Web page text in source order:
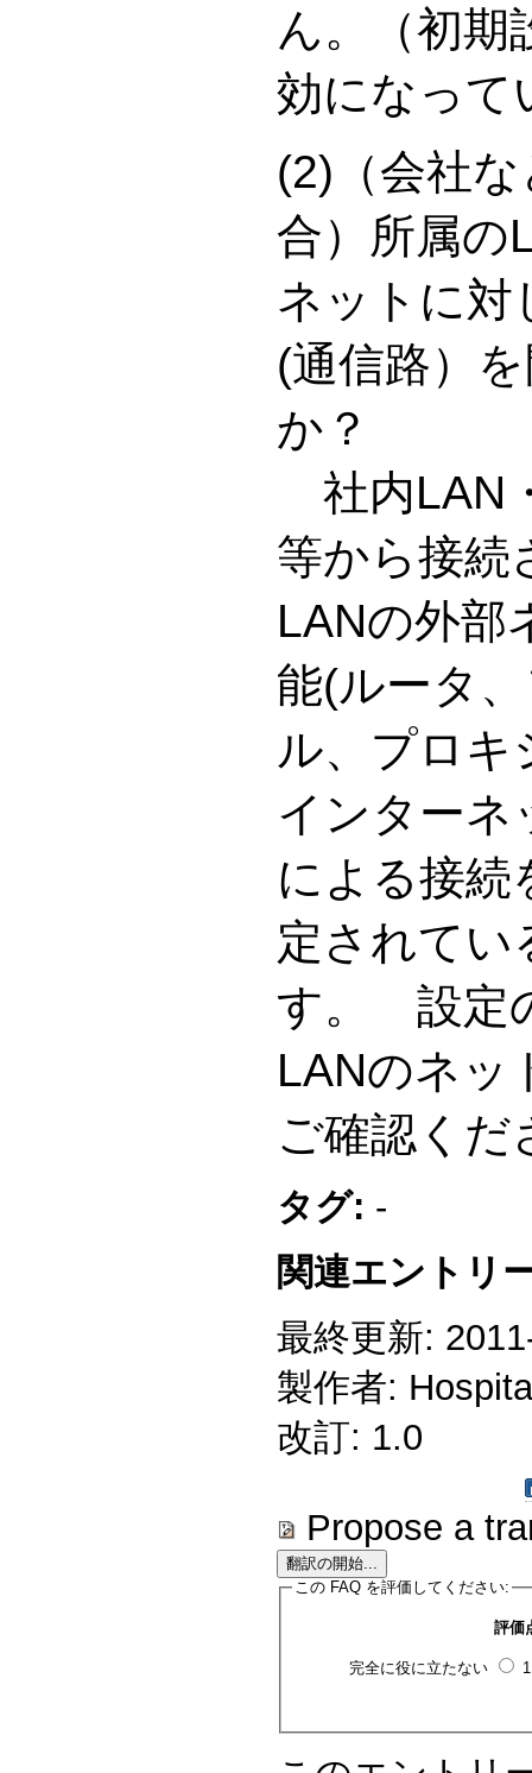
ん。（初期
効になって
(2)（会社
合）所属の
ネットに対
(通信路）
か？
社内LAN
等から接続
LANの外部
能(ルータ
ル、プロキ
インターネ
による接続
定されてい
す。 設定
LANのネッ
ご確認くだ
タグ: -
関連エントリ
最終更新:
製作者:
改訂: 1.0
Propose a
この FAQ を評価してください:
評価
完全に役に立たない